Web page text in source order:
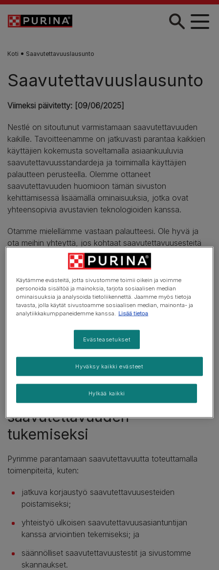
Skip to main content
Koti Saavutettavuuslausunto
Saavutettavuuslausunto
Viimeksi päivitetty: [09/06/2025]
Nestlé on sitoutunut varmistamaan saavutettavuuden
kaikille. Tavoitteenamme on jatkuvasti parantaa kaikkien
käyttäjien kokemusta soveltamalla asiaankuuluvia
saavutettavuusstandardeja ja toimimalla käyttäjien
palautteen perusteella. Olemme ottaneet
saavutettavuuden huomioon tämän sivuston
kehittämisessä lisäämällä ominaisuuksia, jotka ovat
yhteensopivia avustavien teknologioiden kanssa.
Otamme mielellämme vastaan palautteesi. Ole hyvä ja
ota meihin yhteyttä, jos kohtaat saavutettavuusesteitä
navigoidessasi tällä sivustolla.
1. Yhteensopivuustila
Tämä sivusto on osittain yhteensopiva Web Content
AccessibilityGuidelines(WCAG) 2.1 tason AA kanssa.
Osittain yhteensopiva tarkoittaa, että jotkin ominaisuudet
tai sisältöosat eivät täysin vastaa
saavutettavuusstandardia. Saat lisätietoja mahdollisesti
ei-saavutettavista ominaisuuksista ja sisällöstä "Tunnetut
rajoitukset" -osiossa alla.
2. Toimenpiteet
saavutettavuuden
tukemiseksi
Pyrimme parantamaan saavutettavuutta toteuttamalla
toimenpiteitä, kuten:
jatkuva korjaustyö saavutettavuusesteiden
poistamiseksi;
yhteistyö ulkoisen saavutettavuusasiantuntijan
kanssa arviointien tekemiseksi; ja
säännölliset saavutettavuustestit ja sivustomme
skannaukset.
Käytämme evästeitä, jotta sivustomme toimii oikein ja voimme
personoida sisältöä ja mainoksia, tarjota sosiaalisen median
ominaisuuksia ja analysoida tietoliikennettä. Jaamme myös tietoja
tavasta, jolla käytät sivustoamme sosiaalisen median, mainonta- ja
analytiikkakumppaneidemme kanssa. Lisää tietoa
Evästeasetukset
Hylkää kaikki
Hyväksy kaikki evästeet